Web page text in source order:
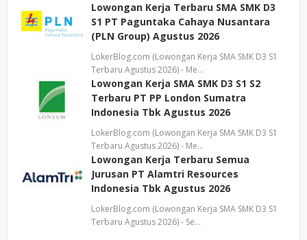
Lowongan Kerja Terbaru SMA SMK D3
S1 PT Paguntaka Cahaya Nusantara
(PLN Group) Agustus 2026
LokerBlog.com (Lowongan Kerja SMA SMK D3 S1
Terbaru Agustus 2026) - Me…
Lowongan Kerja SMA SMK D3 S1 S2
Terbaru PT PP London Sumatra
Indonesia Tbk Agustus 2026
LokerBlog.com (Lowongan Kerja SMA SMK D3 S1
Terbaru Agustus 2026) - Me…
Lowongan Kerja Terbaru Semua
Jurusan PT Alamtri Resources
Indonesia Tbk Agustus 2026
LokerBlog.com (Lowongan Kerja SMA SMK D3 S1
Terbaru Agustus 2026) - Se…